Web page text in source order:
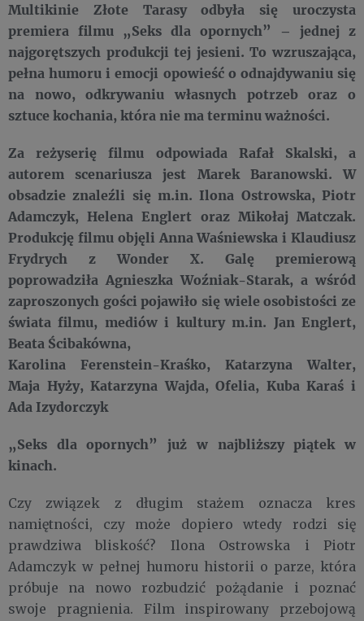
Multikinie Złote Tarasy odbyła się uroczysta
premiera filmu „Seks dla opornych” – jednej z
najgorętszych produkcji tej jesieni. To wzruszająca,
pełna humoru i emocji opowieść o odnajdywaniu się
na nowo, odkrywaniu własnych potrzeb oraz o
sztuce kochania, która nie ma terminu ważności.
Za reżyserię filmu odpowiada Rafał Skalski, a
autorem scenariusza jest Marek Baranowski. W
obsadzie znaleźli się m.in. Ilona Ostrowska, Piotr
Adamczyk, Helena Englert oraz Mikołaj Matczak.
Produkcję filmu objęli Anna Waśniewska i Klaudiusz
Frydrych z Wonder X. Galę premierową
poprowadziła Agnieszka Woźniak-Starak, a wśród
zaproszonych gości pojawiło się wiele osobistości ze
świata filmu, mediów i kultury m.in. Jan Englert,
Beata Ścibakówna,
Karolina Ferenstein-Kraśko, Katarzyna Walter,
Maja Hyży, Katarzyna Wajda, Ofelia, Kuba Karaś i
Ada Izydorczyk
„Seks dla opornych” już w najbliższy piątek w
kinach.
Czy związek z długim stażem oznacza kres
namiętności, czy może dopiero wtedy rodzi się
prawdziwa bliskość? Ilona Ostrowska i Piotr
Adamczyk w pełnej humoru historii o parze, która
próbuje na nowo rozbudzić pożądanie i poznać
swoje pragnienia. Film inspirowany przebojową